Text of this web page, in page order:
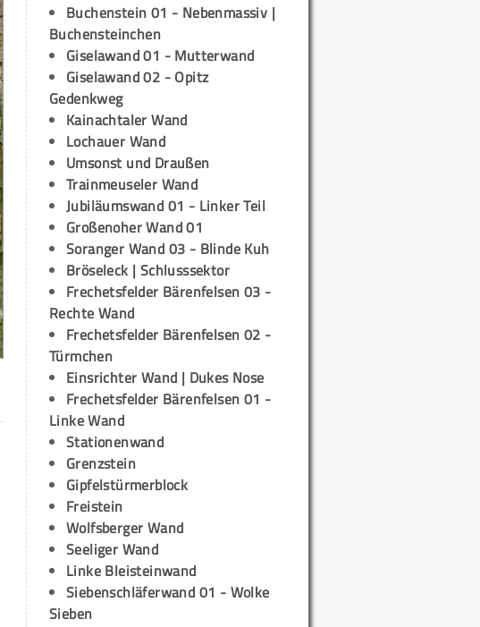
Buchenstein 01 - Nebenmassiv |
Buchensteinchen
Giselawand 01 - Mutterwand
Giselawand 02 - Opitz
Gedenkweg
Kainachtaler Wand
Lochauer Wand
Umsonst und Draußen
Trainmeuseler Wand
Jubiläumswand 01 - Linker Teil
Großenoher Wand 01
Soranger Wand 03 - Blinde Kuh
Bröseleck | Schlusssektor
Frechetsfelder Bärenfelsen 03 -
Rechte Wand
Frechetsfelder Bärenfelsen 02 -
Türmchen
Einsrichter Wand | Dukes Nose
Frechetsfelder Bärenfelsen 01 -
Linke Wand
Stationenwand
Grenzstein
Gipfelstürmerblock
Freistein
Wolfsberger Wand
Seeliger Wand
Linke Bleisteinwand
Siebenschläferwand 01 - Wolke
Sieben